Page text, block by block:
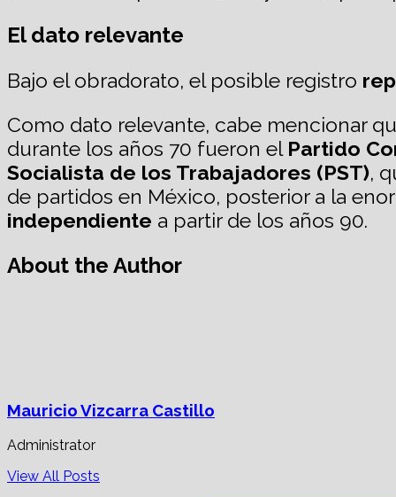
El dato relevante
Bajo el obradorato, el posible registro
Como dato relevante, cabe mencionar
durante los años 70 fueron el Partido
Socialista de los Trabajadores (PST),
de partidos en México, posterior a la
independiente a partir de los años 90.
About the Author
Mauricio Vizcarra Castillo
Administrator
View All Posts